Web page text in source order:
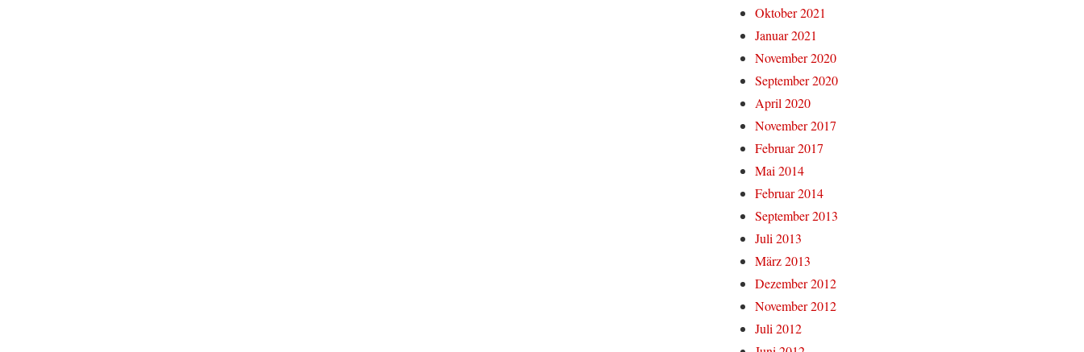
Oktober 2021
Januar 2021
November 2020
September 2020
April 2020
November 2017
Februar 2017
Mai 2014
Februar 2014
September 2013
Juli 2013
März 2013
Dezember 2012
November 2012
Juli 2012